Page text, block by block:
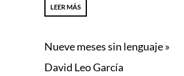
LEER MÁS
Nueve meses sin lenguaje »
David Leo García